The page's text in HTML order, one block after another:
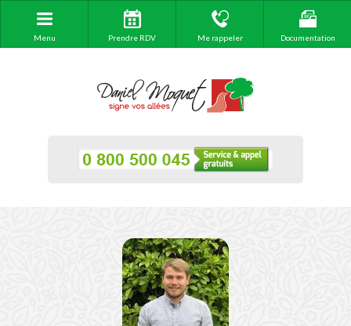
Menu Prendre RDV Me rappeler Documentation